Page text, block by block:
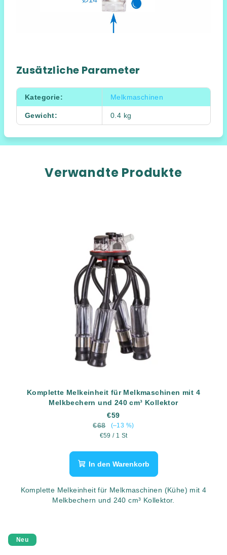
Zusätzliche Parameter
Kategorie: Melkmaschinen
Gewicht: 0.4 kg
Verwandte Produkte
Komplette Melkeinheit für Melkmaschinen mit 4
Melkbechern und 240 cm³ Kollektor
€59
€68
(–13 %)
Verkaufspreis:
€59 / 1 St
In den Warenkorb
Komplette Melkeinheit für Melkmaschinen (Kühe) mit 4
Melkbechern und 240 cm³ Kollektor.
Neu